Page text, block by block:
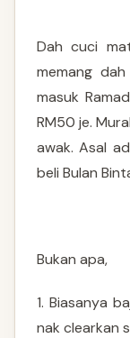
Dah cuci
memang
masuk
RM50 je.
awak. Asal
beli Bulan
Bukan apa,
1. Biasanya
nak clearkan